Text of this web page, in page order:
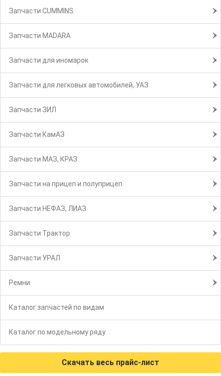
Запчасти CUMMINS
Запчасти MADARA
Запчасти для иномарок
Запчасти для легковых автомобилей, УАЗ
Запчасти ЗИЛ
Запчасти КамАЗ
Запчасти МАЗ, КРАЗ
Запчасти на прицеп и полуприцеп
Запчасти НЕФАЗ, ЛИАЗ
Запчасти Трактор
Запчасти УРАЛ
Ремни
Каталог запчастей по видам
Каталог по модельному ряду
Скачать весь прайс-лист